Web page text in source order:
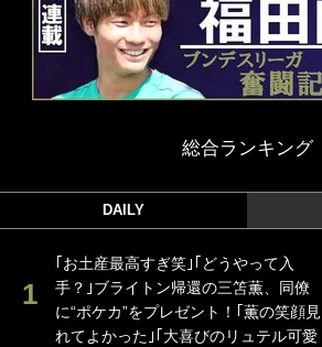
総合ランキング
DAILY
｢お土産最高すぎ笑｣｢どうやって入
手？｣ブライトン帰還の三笘薫、同僚
に“ポケカ”をプレゼント！｢薫の笑顔見
れてよかった｣｢大喜びのリュテル可愛